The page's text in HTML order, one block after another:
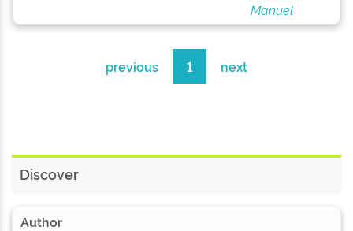
Manuel
previous 1 next
Discover
Author